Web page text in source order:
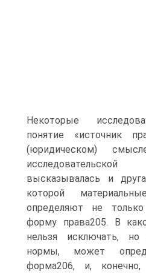
Некоторые
понятие «источник
(юридическом)
высказывалась и
которой
определяют не
форму права205. В
нельзя исключать,
нормы, может
форма206, и,